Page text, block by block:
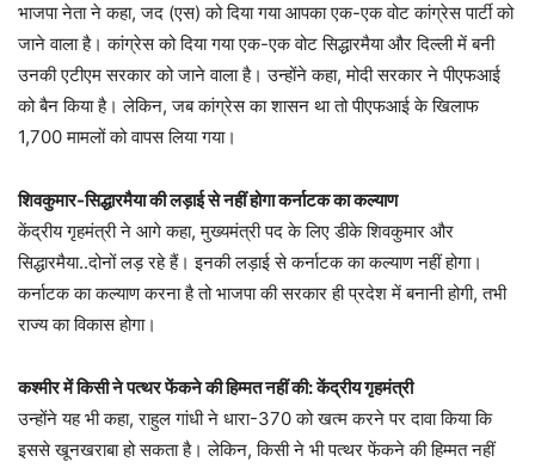
भाजपा नेता ने कहा, जद (एस) को दिया गया आपका एक-एक वोट कांग्रेस पार्टी को
जाने वाला है। कांग्रेस को दिया गया एक-एक वोट सिद्धारमैया और दिल्ली में बनी
उनकी एटीएम सरकार को जाने वाला है। उन्होंने कहा, मोदी सरकार ने पीएफआई
को बैन किया है। लेकिन, जब कांग्रेस का शासन था तो पीएफआई के खिलाफ
1,700 मामलों को वापस लिया गया।
शिवकुमार-सिद्धारमैया की लड़ाई से नहीं होगा कर्नाटक का कल्याण
केंद्रीय गृहमंत्री ने आगे कहा, मुख्यमंत्री पद के लिए डीके शिवकुमार और
सिद्धारमैया..दोनों लड़ रहे हैं। इनकी लड़ाई से कर्नाटक का कल्याण नहीं होगा।
कर्नाटक का कल्याण करना है तो भाजपा की सरकार ही प्रदेश में बनानी होगी, तभी
राज्य का विकास होगा।
कश्मीर में किसी ने पत्थर फेंकने की हिम्मत नहीं की: केंद्रीय गृहमंत्री
उन्होंने यह भी कहा, राहुल गांधी ने धारा-370 को खत्म करने पर दावा किया कि
इससे खूनखराबा हो सकता है। लेकिन, किसी ने भी पत्थर फेंकने की हिम्मत नहीं